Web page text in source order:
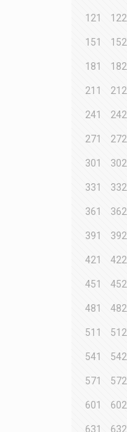
121 122
151 152
181 182
211 212
241 242
271 272
301 302
331 332
361 362
391 392
421 422
451 452
481 482
511 512
541 542
571 572
601 602
631 632